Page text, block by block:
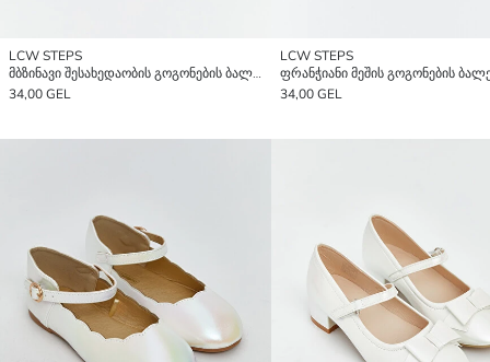
LCW STEPS
მბზინავი შესახედაობის გოგონების ბალეტკები
34,00 GEL
LCW STEPS
ფრანჭიანი მეშის გოგონების
34,00 GEL